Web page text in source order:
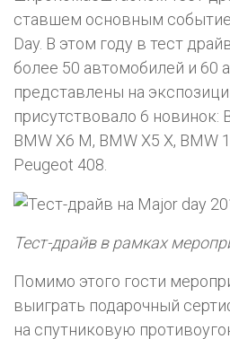
ставшем основным
Day. В этом году в тест
более 50 автомобилей и 60
представлены на
присутствовало 6 новинок:
BMW X6 M, BMW X5 X, BMW
Peugeot 408.
Тест-драйв в рамках
Помимо этого гости
выиграть подарочный
на спутниковую